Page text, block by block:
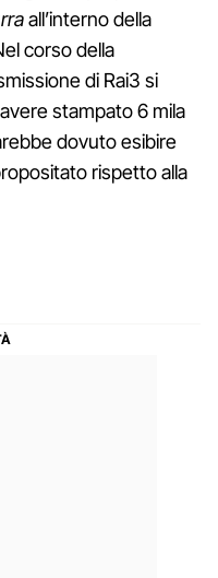
all’interno della
corso della
di Rai3 si
stampato 6 mila
dovuto esibire
rispetto alla